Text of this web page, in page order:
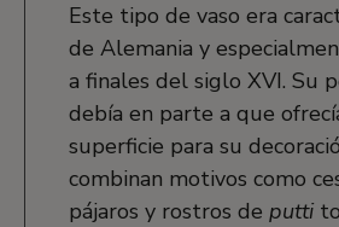
Este tipo de vaso era
de Alemania y
a finales del siglo XVI. Su
debía en parte a que
superficie para su
combinan motivos como
pájaros y rostros de putti